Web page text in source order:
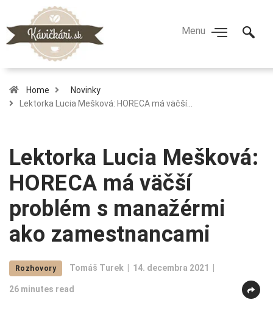
Home
Novinky
Lektorka Lucia Mešková: HORECA má väčší…
Lektorka Lucia Mešková:
HORECA má väčší
problém s manažérmi
ako zamestnancami
Rozhovory Tomáš Turek 14. decembra 2021
26 minutes read